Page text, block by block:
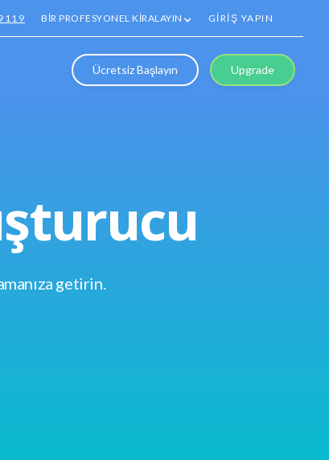
BİR PROFESYONEL KİRALAYIN GİRİŞ YAPIN
Ücretsiz Başlayın Upgrade
getirin.